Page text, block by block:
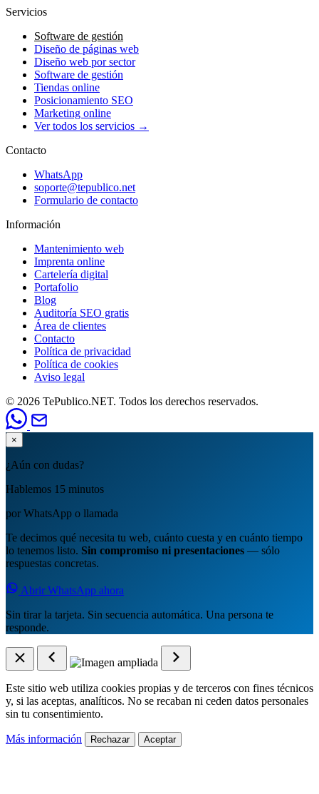
Servicios
Software de gestión
Diseño de páginas web
Diseño web por sector
Software de gestión
Tiendas online
Posicionamiento SEO
Marketing online
Ver todos los servicios →
Contacto
WhatsApp
soporte@tepublico.net
Formulario de contacto
Información
Mantenimiento web
Imprenta online
Cartelería digital
Portafolio
Blog
Auditoría SEO gratis
Área de clientes
Contacto
Política de privacidad
Política de cookies
Aviso legal
© 2026 TePublico.NET. Todos los derechos reservados.
×
¿Aún con dudas?
Hablemos 15 minutos
por WhatsApp o llamada
Te decimos qué necesita tu web, cuánto cuesta y en cuánto tiempo
lo tenemos listo. Sin compromiso ni presentaciones — sólo
respuestas concretas.
Abrir WhatsApp ahora
Sin tirar la tarjeta. Sin secuencia automática. Una persona te
responde.
Este sitio web utiliza cookies propias y de terceros con fines técnicos
y, si las aceptas, analíticos. No se recaban ni ceden datos personales
sin tu consentimiento.
Más información Rechazar Aceptar